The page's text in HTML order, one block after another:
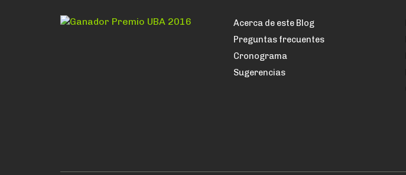
Acerca de este Blog
Preguntas frecuentes
Cronograma
Sugerencias